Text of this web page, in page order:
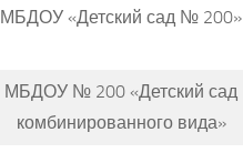
МБДОУ «Детский сад № 200»
МБДОУ № 200 «Детский сад
комбинированного вида»